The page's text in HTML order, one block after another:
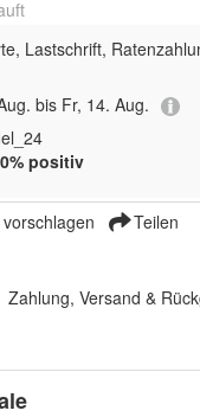
Lastschrift,
bis Fr, 14. Aug.
positiv
Teilen
Zahlung, Versand &